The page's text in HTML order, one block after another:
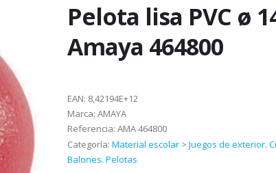
Pelota lisa PVC ø
Amaya 464800
EAN: 8,42194E+12
Marca: AMAYA
Referencia: AMA 464800
Categoría: Material escolar> Juegos de exterior.
Balones. Pelotas